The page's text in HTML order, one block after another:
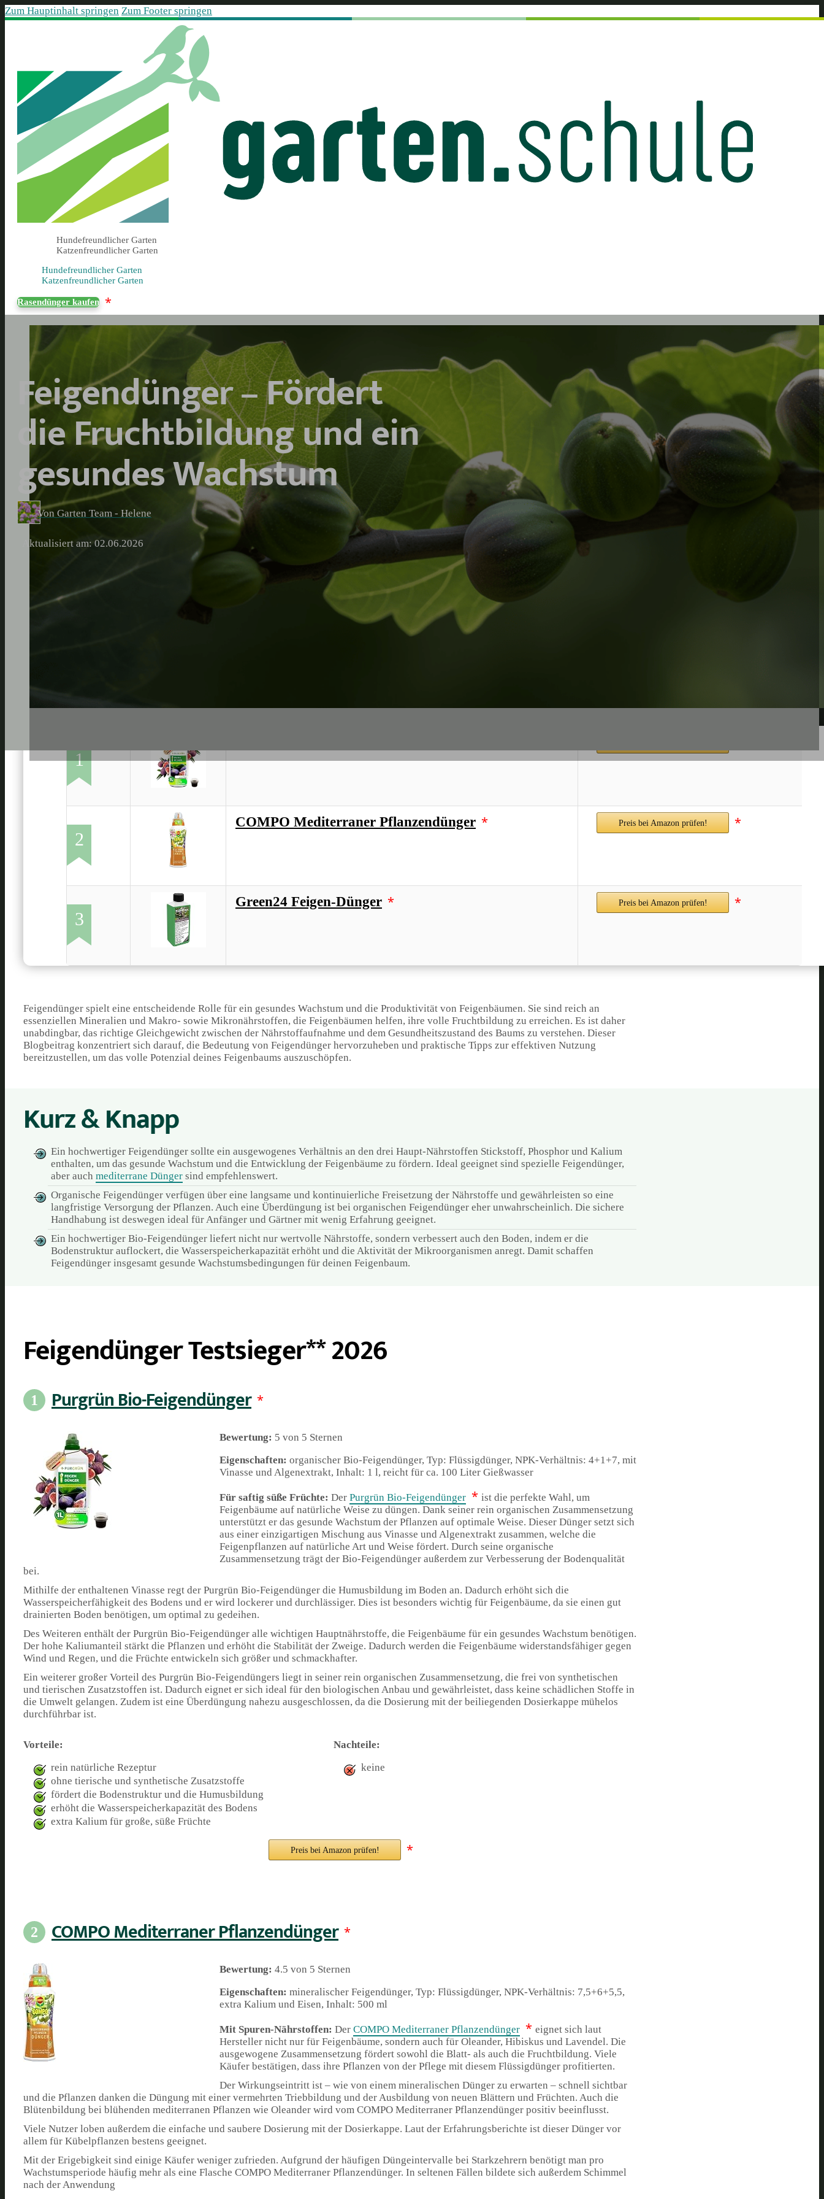
Zum Hauptinhalt springen Zum Footer springen
Hundefreundlicher Garten
Katzenfreundlicher Garten
Hundefreundlicher Garten
Katzenfreundlicher Garten
Rasendünger kaufen *
Feigendünger – Fördert
die Fruchtbildung und ein
gesundes Wachstum
Von Garten Team - Helene
Aktualisiert am: 02.06.2026
1
2
COMPO Mediterraner Pflanzendünger * Preis bei Amazon prüfen! *
3
Green24 Feigen-Dünger * Preis bei Amazon prüfen! *
Feigendünger spielt eine entscheidende Rolle für ein gesundes Wachstum und die Produktivität von Feigenbäumen. Sie sind reich an
essenziellen Mineralien und Makro- sowie Mikronährstoffen, die Feigenbäumen helfen, ihre volle Fruchtbildung zu erreichen. Es ist daher
unabdingbar, das richtige Gleichgewicht zwischen der Nährstoffaufnahme und dem Gesundheitszustand des Baums zu verstehen. Dieser
Blogbeitrag konzentriert sich darauf, die Bedeutung von Feigendünger hervorzuheben und praktische Tipps zur effektiven Nutzung
bereitzustellen, um das volle Potenzial deines Feigenbaums auszuschöpfen.
Kurz & Knapp
Ein hochwertiger Feigendünger sollte ein ausgewogenes Verhältnis an den drei Haupt-Nährstoffen Stickstoff, Phosphor und Kalium
enthalten, um das gesunde Wachstum und die Entwicklung der Feigenbäume zu fördern. Ideal geeignet sind spezielle Feigendünger,
aber auch mediterrane Dünger sind empfehlenswert.
Organische Feigendünger verfügen über eine langsame und kontinuierliche Freisetzung der Nährstoffe und gewährleisten so eine
langfristige Versorgung der Pflanzen. Auch eine Überdüngung ist bei organischen Feigendünger eher unwahrscheinlich. Die sichere
Handhabung ist deswegen ideal für Anfänger und Gärtner mit wenig Erfahrung geeignet.
Ein hochwertiger Bio-Feigendünger liefert nicht nur wertvolle Nährstoffe, sondern verbessert auch den Boden, indem er die
Bodenstruktur auflockert, die Wasserspeicherkapazität erhöht und die Aktivität der Mikroorganismen anregt. Damit schaffen
Feigendünger insgesamt gesunde Wachstumsbedingungen für deinen Feigenbaum.
Feigendünger Testsieger** 2026
1 Purgrün Bio-Feigendünger *
Bewertung: 5 von 5 Sternen
Eigenschaften: organischer Bio-Feigendünger, Typ: Flüssigdünger, NPK-Verhältnis: 4+1+7, mit
Vinasse und Algenextrakt, Inhalt: 1 l, reicht für ca. 100 Liter Gießwasser
Für saftig süße Früchte: Der Purgrün Bio-Feigendünger * ist die perfekte Wahl, um
Feigenbäume auf natürliche Weise zu düngen. Dank seiner rein organischen Zusammensetzung
unterstützt er das gesunde Wachstum der Pflanzen auf optimale Weise. Dieser Dünger setzt sich
aus einer einzigartigen Mischung aus Vinasse und Algenextrakt zusammen, welche die
Feigenpflanzen auf natürliche Art und Weise fördert. Durch seine organische
Zusammensetzung trägt der Bio-Feigendünger außerdem zur Verbesserung der Bodenqualität
bei.
Mithilfe der enthaltenen Vinasse regt der Purgrün Bio-Feigendünger die Humusbildung im Boden an. Dadurch erhöht sich die
Wasserspeicherfähigkeit des Bodens und er wird lockerer und durchlässiger. Dies ist besonders wichtig für Feigenbäume, da sie einen gut
drainierten Boden benötigen, um optimal zu gedeihen.
Des Weiteren enthält der Purgrün Bio-Feigendünger alle wichtigen Hauptnährstoffe, die Feigenbäume für ein gesundes Wachstum benötigen.
Der hohe Kaliumanteil stärkt die Pflanzen und erhöht die Stabilität der Zweige. Dadurch werden die Feigenbäume widerstandsfähiger gegen
Wind und Regen, und die Früchte entwickeln sich größer und schmackhafter.
Ein weiterer großer Vorteil des Purgrün Bio-Feigendüngers liegt in seiner rein organischen Zusammensetzung, die frei von synthetischen
und tierischen Zusatzstoffen ist. Dadurch eignet er sich ideal für den biologischen Anbau und gewährleistet, dass keine schädlichen Stoffe in
die Umwelt gelangen. Zudem ist eine Überdüngung nahezu ausgeschlossen, da die Dosierung mit der beiliegenden Dosierkappe mühelos
durchführbar ist.
Vorteile:
rein natürliche Rezeptur
ohne tierische und synthetische Zusatzstoffe
fördert die Bodenstruktur und die Humusbildung
erhöht die Wasserspeicherkapazität des Bodens
extra Kalium für große, süße Früchte
Nachteile:
keine
Preis bei Amazon prüfen! *
2 COMPO Mediterraner Pflanzendünger *
Bewertung: 4.5 von 5 Sternen
Eigenschaften: mineralischer Feigendünger, Typ: Flüssigdünger, NPK-Verhältnis: 7,5+6+5,5,
extra Kalium und Eisen, Inhalt: 500 ml
Mit Spuren-Nährstoffen: Der COMPO Mediterraner Pflanzendünger * eignet sich laut
Hersteller nicht nur für Feigenbäume, sondern auch für Oleander, Hibiskus und Lavendel. Die
ausgewogene Zusammensetzung fördert sowohl die Blatt- als auch die Fruchtbildung. Viele
Käufer bestätigen, dass ihre Pflanzen von der Pflege mit diesem Flüssigdünger profitierten.
Der Wirkungseintritt ist – wie von einem mineralischen Dünger zu erwarten – schnell sichtbar
und die Pflanzen danken die Düngung mit einer vermehrten Triebbildung und der Ausbildung von neuen Blättern und Früchten. Auch die
Blütenbildung bei blühenden mediterranen Pflanzen wie Oleander wird vom COMPO Mediterraner Pflanzendünger positiv beeinflusst.
Viele Nutzer loben außerdem die einfache und saubere Dosierung mit der Dosierkappe. Laut der Erfahrungsberichte ist dieser Dünger vor
allem für Kübelpflanzen bestens geeignet.
Mit der Erigebigkeit sind einige Käufer weniger zufrieden. Aufgrund der häufigen Düngeintervalle bei Starkzehrern benötigt man pro
Wachstumsperiode häufig mehr als eine Flasche COMPO Mediterraner Pflanzendünger. In seltenen Fällen bildete sich außerdem Schimmel
nach der Anwendung